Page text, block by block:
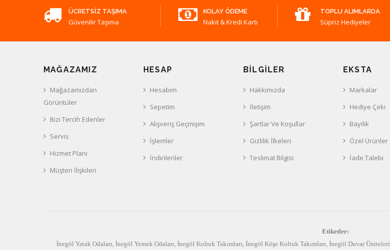
ÜCRETSIZ TAŞIMA
Güvenilir Taşıma
KOLAY ÖDEME
Nakit & Kredi Kartı
TOPLU ALIMLARDA
Süpriz Hediyeler
MAĞAZAMIZ
Mağazamızdan
Görüntüler
Bizi Tercih Edenler
Servis
Hizmet Planı
Müşteri İlişkileri
HESAP
Hesabım
Sepetim
Alışveriş Geçmişim
İşlemler
İndirilenler
BILGILER
Hakkımızda
İletişim
Şartlar Ve Koşullar
Gizlilik İlkeleri
Teslimat Bilgisi
EKSTA
Markalar
Hediye Çeki
Bayilik
Özel Ürünler
İade Talebi
Etiketler:
İnegöl Yatak Odaları İnegöl Yemek Odaları İnegöl Koltuk Takımları İnegöl Köşe Koltuk Takımları İnegöl Duvar Üniteleri